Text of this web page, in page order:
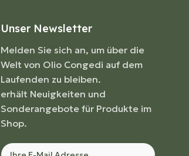
Unser Newsletter
Melden Sie sich an, um über die
Welt von Olio Congedi auf dem
Laufenden zu bleiben.
erhält Neuigkeiten und
Sonderangebote für Produkte im
Shop.